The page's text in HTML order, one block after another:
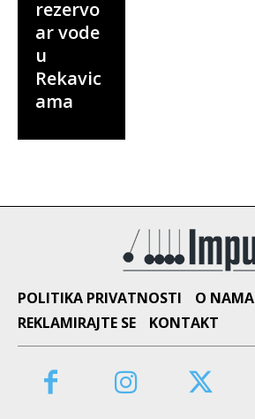
rezervo
ar vode
u
Rekavic
ama
POLITIKA PRIVATNOSTI O NAMA
REKLAMIRAJTE SE
KONTAKT